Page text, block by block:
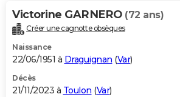
Victorine GARNERO (72 ans)
Créer une cagnotte obsèques
Naissance
22/06/1951 à Draguignan (Var)
Décès
21/11/2023 à Toulon (Var)